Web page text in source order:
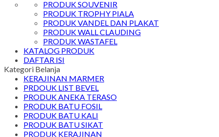
PRODUK SOUVENIR
PRODUK TROPHY PIALA
PRODUK VANDEL DAN PLAKAT
PRODUK WALL CLAUDING
PRODUK WASTAFEL
KATALOG PRODUK
DAFTAR ISI
Kategori Belanja
KERAJINAN MARMER
PRDOUK LIST BEVEL
PRODUK ANEKA TERASO
PRODUK BATU FOSIL
PRODUK BATU KALI
PRODUK BATU SIKAT
PRODUK KERAJINAN